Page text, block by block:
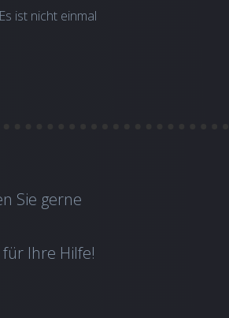
ist nicht einmal
Sie gerne
Ihre Hilfe!